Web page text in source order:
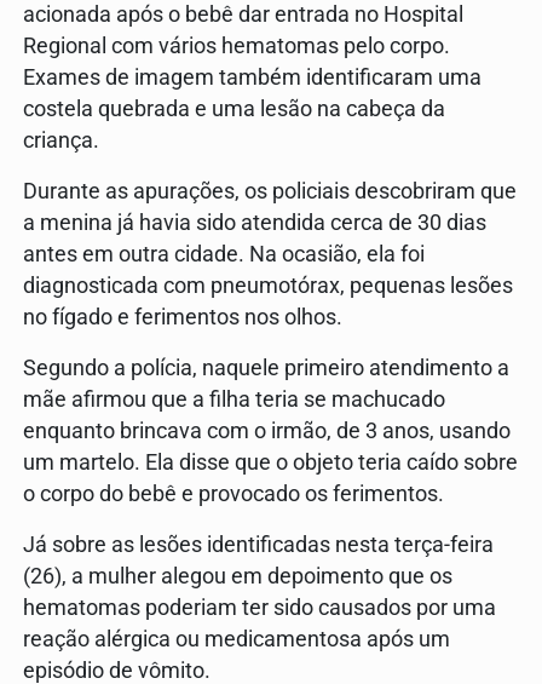
acionada após o bebê dar entrada no Hospital
Regional com vários hematomas pelo corpo.
Exames de imagem também identificaram uma
costela quebrada e uma lesão na cabeça da
criança.
Durante as apurações, os policiais descobriram que
a menina já havia sido atendida cerca de 30 dias
antes em outra cidade. Na ocasião, ela foi
diagnosticada com pneumotórax, pequenas lesões
no fígado e ferimentos nos olhos.
Segundo a polícia, naquele primeiro atendimento a
mãe afirmou que a filha teria se machucado
enquanto brincava com o irmão, de 3 anos, usando
um martelo. Ela disse que o objeto teria caído sobre
o corpo do bebê e provocado os ferimentos.
Já sobre as lesões identificadas nesta terça-feira
(26), a mulher alegou em depoimento que os
hematomas poderiam ter sido causados por uma
reação alérgica ou medicamentosa após um
episódio de vômito.